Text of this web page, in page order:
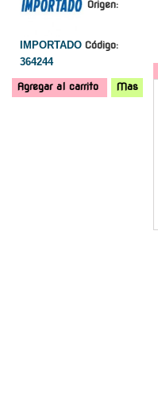
Origen:
IMPORTADO Código:
364244
Agregar al carrito Mas